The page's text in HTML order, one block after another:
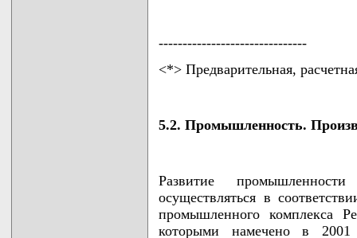
-------------------------------
<*> Предварительная,
5.2. Промышленность.
Развитие
осуществляться в
промышленного комплекса
которыми намечено в